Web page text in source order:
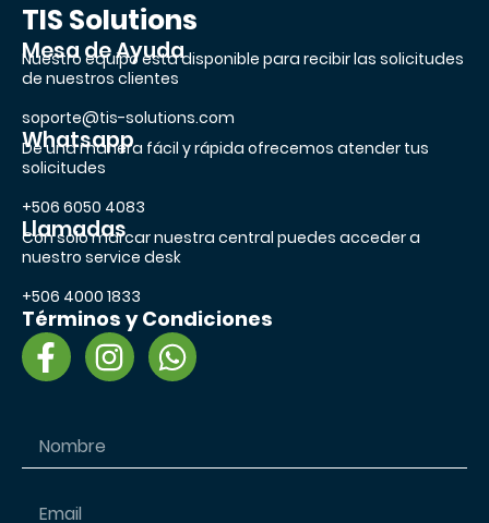
TIS Solutions
Mesa de Ayuda
Nuestro equipo esta disponible para recibir las solicitudes
de nuestros clientes
soporte@tis-solutions.com
Whatsapp
De una manera fácil y rápida ofrecemos atender tus
solicitudes
+506 6050 4083
Llamadas
Con solo marcar nuestra central puedes acceder a
nuestro service desk
+506 4000 1833
Términos y Condiciones
F
a
e
b
o
I
n
a
W
h
s